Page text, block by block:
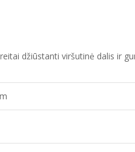
džiūstanti viršutinė dalis ir